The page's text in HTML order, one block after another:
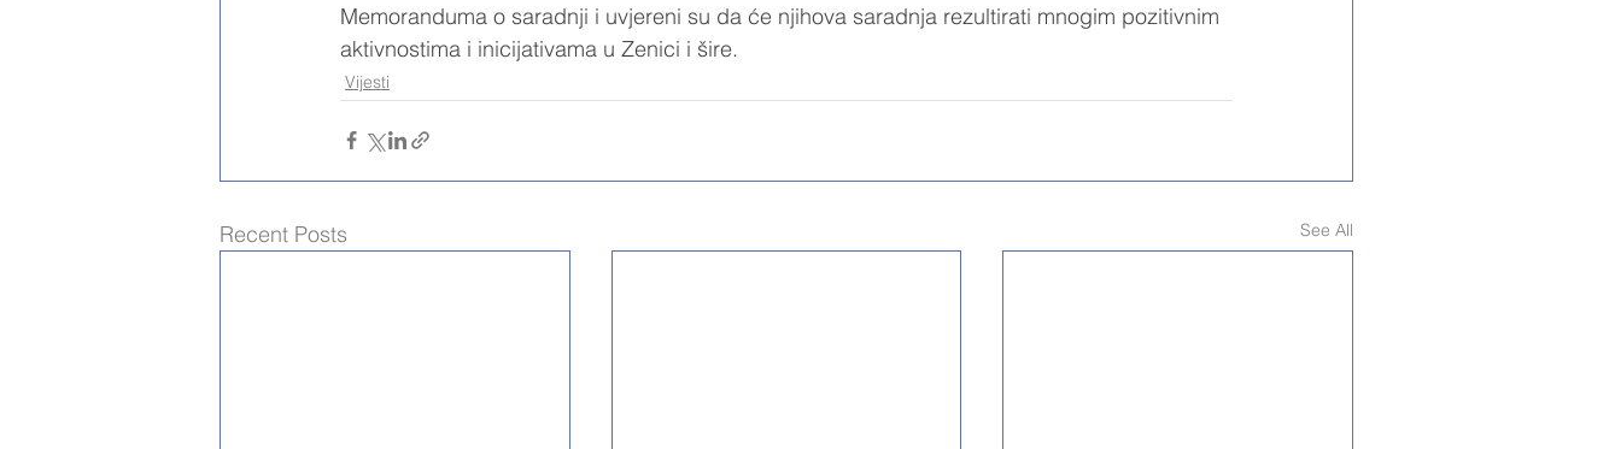
Memoranduma o saradnji i uvjereni su da će njihova saradnja rezultirati mnogim pozitivnim
aktivnostima i inicijativama u Zenici i šire.
Vijesti
Recent Posts See All